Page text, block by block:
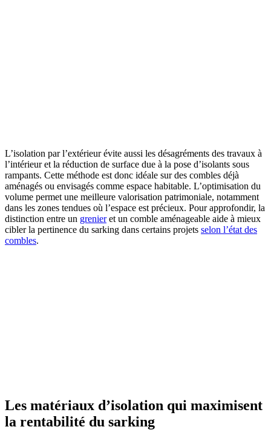
L’isolation par l’extérieur évite aussi les désagréments des travaux à
l’intérieur et la réduction de surface due à la pose d’isolants sous
rampants. Cette méthode est donc idéale sur des combles déjà
aménagés ou envisagés comme espace habitable. L’optimisation du
volume permet une meilleure valorisation patrimoniale, notamment
dans les zones tendues où l’espace est précieux. Pour approfondir, la
distinction entre un grenieret un comble aménageable aide à mieux
cibler la pertinence du sarking dans certains projets selon l’état des
combles.
Les matériaux d’isolation qui maximisent
la rentabilité du sarking